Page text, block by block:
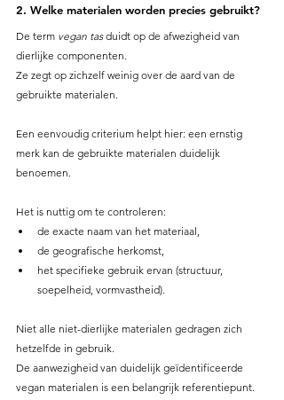
2. Welke materialen worden precies gebruikt?
De term vegan tas duidt op de afwezigheid van
dierlijke componenten.
Ze zegt op zichzelf weinig over de aard van de
gebruikte materialen.
Een eenvoudig criterium helpt hier: een ernstig
merk kan de gebruikte materialen duidelijk
benoemen.
Het is nuttig om te controleren:
de exacte naam van het materiaal,
de geografische herkomst,
het specifieke gebruik ervan (structuur,
soepelheid, vormvastheid).
Niet alle niet-dierlijke materialen gedragen zich
hetzelfde in gebruik.
De aanwezigheid van duidelijk geïdentificeerde
vegan materialen is een belangrijk referentiepunt.